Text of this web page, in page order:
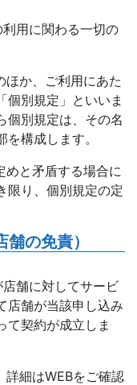
用に関わる一切の
ほか、ご利用にあた
個別規定」といいま
個別規定は、その名
構成します。
めと矛盾する場合に
限り、個別規定の定
の免責）
舗に対してサービ
店舗が当該申し込み
て契約が成立しま
詳細はWEBをご確認